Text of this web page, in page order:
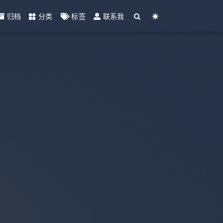
归档 分类 标签 联系我